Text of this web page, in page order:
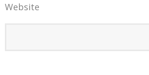
Website